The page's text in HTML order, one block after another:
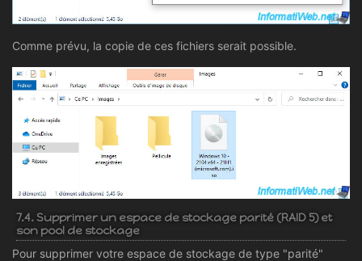
Comme prévu, la copie de ces fichiers serait possible.
7.4. Supprimer un espace de stockage parité (RAID 5) et
son pool de stockage
Pour supprimer votre espace de stockage de type "parité"